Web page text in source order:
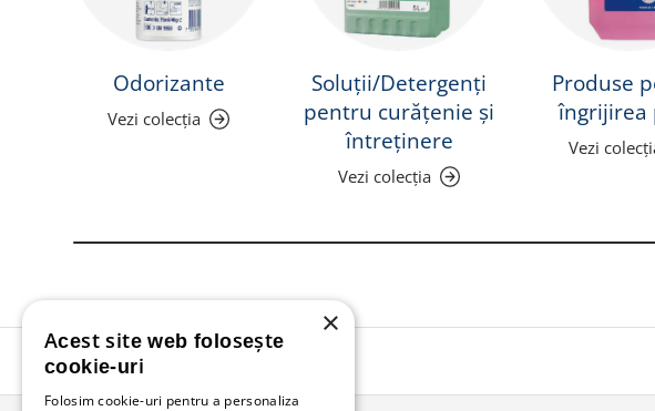
Odorizante
Vezi colecția
Soluții/Detergenți
pentru curățenie și
întreținere
Vezi colecția
Produse
îngrijirea
Vezi
×
Acest site web folosește
cookie-uri
Folosim cookie-uri pentru a personaliza